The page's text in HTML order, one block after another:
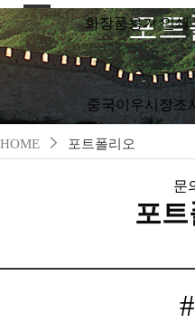
화장품용기 인쇄
중국이우시장조
문
포트
HOME 포트폴리오
포